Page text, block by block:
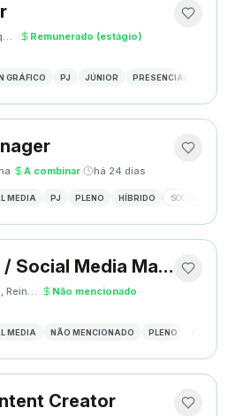
Islamabad, Paquistão · Remunerado (estágio)·
GRÁFICO PJ JÚNIOR PRESENCIAL
· A combinar· há 24 dias
MEDIA PJ PLENO HÍBRIDO SOCIAL MEDIA
Content Creator / Social Media Manager
Darlington, Reino Unido · Não mencionado·
MEDIA NÃO MENCIONADO PLENO
Creator